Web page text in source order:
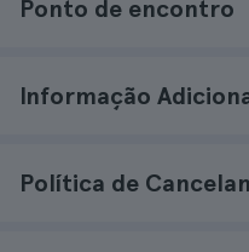
Ponto de encontro
Informação
Política de